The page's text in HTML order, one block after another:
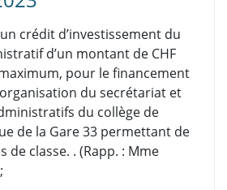
crédit d’investissement du
d’un montant de CHF
pour le financement
du secrétariat et
du collège de
de la Gare 33 permettant de
de classe. . (Rapp. : Mme